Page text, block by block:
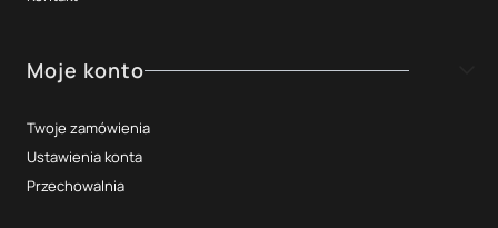
Moje konto
Twoje zamówienia
Ustawienia konta
Przechowalnia